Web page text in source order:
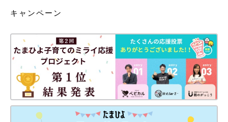
ぜひ参考にしてみてくださいね。
(文：Ayaka)
※記事内容でご紹介している投稿、リンク先は、削除される場合
があります。あらかじめご了承ください。
※記事の内容は記載当時の情報であり、現在と異なる場合があり
ます。
100均の文房具が優秀すぎ！超使える神
アイテム集めてみた
キャンペーン